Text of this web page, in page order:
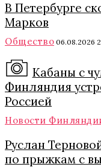
В Петербурге
Марков
Общество 06.08.2026
Кабаны с
Финляндия
Россией
Новости
Руслан
по прыжкам с